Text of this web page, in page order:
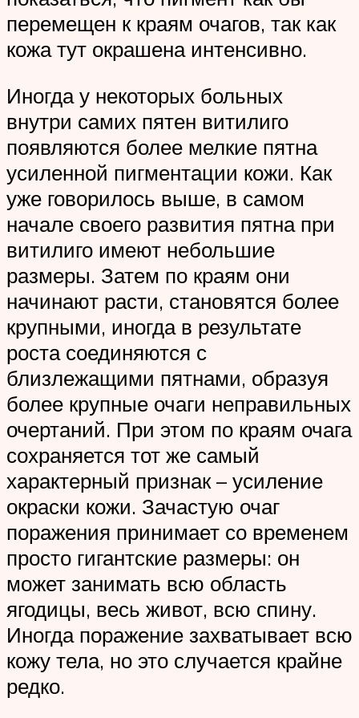
перемещен к краям очагов, так как
кожа тут окрашена интенсивно.
Иногда у некоторых больных
внутри самих пятен витилиго
появляются более мелкие пятна
усиленной пигментации кожи. Как
уже говорилось выше, в самом
начале своего развития пятна при
витилиго имеют небольшие
размеры. Затем по краям они
начинают расти, становятся более
крупными, иногда в результате
роста соединяются с
близлежащими пятнами, образуя
более крупные очаги неправильных
очертаний. При этом по краям очага
сохраняется тот же самый
характерный признак – усиление
окраски кожи. Зачастую очаг
поражения принимает со временем
просто гигантские размеры: он
может занимать всю область
ягодицы, весь живот, всю спину.
Иногда поражение захватывает всю
кожу тела, но это случается крайне
редко.